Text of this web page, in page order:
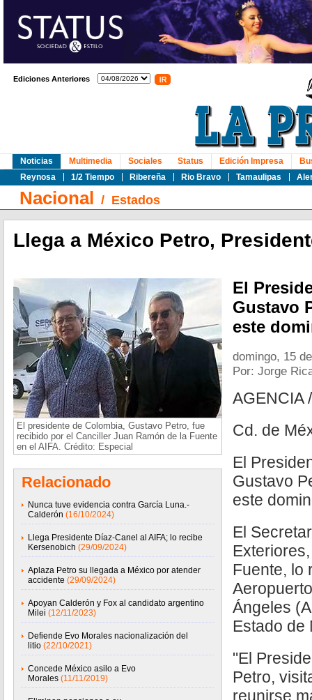
Ediciones Anteriores
Noticias
Reynosa
1/2 Tiempo Ribereña Rio Bravo Tamaulipas
Multimedia Sociales Status Edición Impresa
Nacional / Estados
Llega a México Petro,
El presidente de Colombia, Gustavo Petro, fue
recibido por el Canciller Juan Ramón de la Fuente
en el AIFA. Crédito: Especial
Relacionado
Nunca tuve evidencia contra García Luna.-
Calderón (16/10/2024)
Llega Presidente Díaz-Canel al AIFA; lo recibe
Kersenobich (29/09/2024)
Aplaza Petro su llegada a México por atender
accidente (29/09/2024)
Apoyan Calderón y Fox al candidato argentino
Milei (12/11/2023)
Defiende Evo Morales nacionalización del
litio (22/10/2021)
Concede México asilo a Evo
Morales (11/11/2019)
El
Gustavo
este
domingo, 15
Por: Jorge
AGENCIA
Cd. de
El
Gustavo
este
El
Fuente, lo
Ángeles
Estado de
"El
Petro,
reunirse